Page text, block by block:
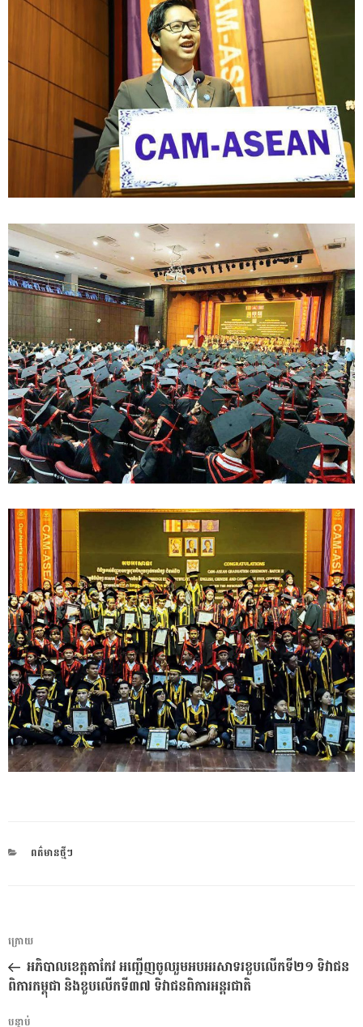
CATEGORIES
ពត៌មានថ្មីៗ
ការ​
នាំទិស​
ប្រកាស
អត្ថបទ
មុន
ក្រោយ
អភិបាលខេត្តតាកែវ អញ្ជើញចូលរួមអបអរសាទរខួបលេីកទី២១ ទិវាជន
ពិការកម្ពុជា និងខួបលេីកទី៣៧ ទិវាជនពិការអន្តរជាតិ
បន្ទាប់